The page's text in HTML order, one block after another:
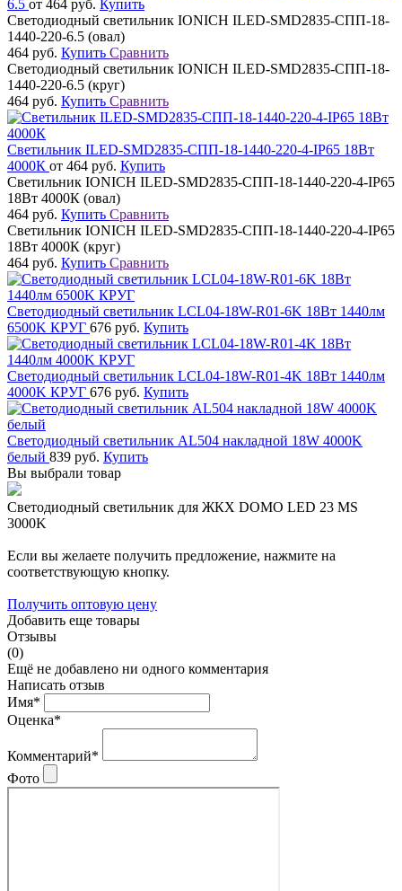
6.5 от 464 руб. Купить
Светодиодный светильник IONICH ILED-SMD2835-СПП-18-
1440-220-6.5 (овал)
464 руб. Купить Сравнить
Светодиодный светильник IONICH ILED-SMD2835-СПП-18-
1440-220-6.5 (круг)
464 руб. Купить Сравнить
Светильник ILED-SMD2835-СПП-18-1440-220-4-IP65 18Вт
4000К от 464 руб. Купить
Светильник IONICH ILED-SMD2835-СПП-18-1440-220-4-IP65
18Вт 4000К (овал)
464 руб. Купить Сравнить
Светильник IONICH ILED-SMD2835-СПП-18-1440-220-4-IP65
18Вт 4000К (круг)
464 руб. Купить Сравнить
Светодиодный светильник LCL04-18W-R01-6K 18Вт 1440лм
6500K КРУГ 676 руб. Купить
Светодиодный светильник LCL04-18W-R01-4K 18Вт 1440лм
4000K КРУГ 676 руб. Купить
Светодиодный светильник AL504 накладной 18W 4000K
белый 839 руб. Купить
Вы выбрали товар
Светодиодный светильник для ЖКХ DOMO LED 23 MS
3000K
Если вы желаете получить предложение, нажмите на
соответствующую кнопку.
Получить оптовую цену
Добавить еще товары
Отзывы
(0)
Ещё не добавлено ни одного комментария
Написать отзыв
Имя*
Оценка*
Комментарий*
Фото